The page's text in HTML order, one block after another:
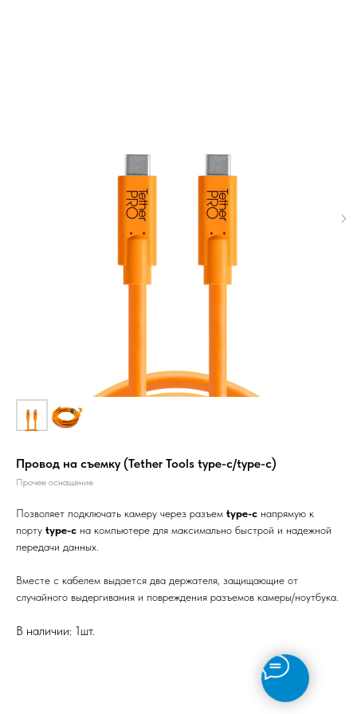
Провод на съемку (Tether Tools type-c/type-c)
Прочее оснащение
Позволяет подключать камеру через разъем type-c напрямую к
порту type-c на компьютере для максимально быстрой и надежной
передачи данных.
Вместе с кабелем выдается два держателя, защищающие от
случайного выдергивания и повреждения разъемов камеры/ноутбука.
В наличии: 1шт.